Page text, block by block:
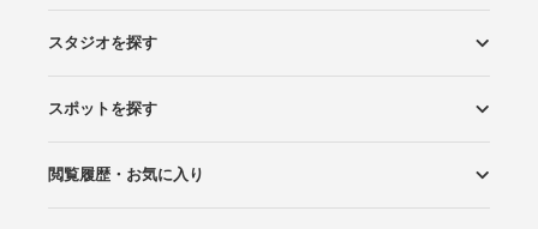
スタジオを探す
エリアから探す
こだわりから探す
NEW PHOTO STYLE
プランから探す
フォトタイプ診断
フォトグラファーから探す
国内リゾートから探す
スポットを探す
ロケーションから探す
スタジオから探す
閲覧履歴・お気に入り